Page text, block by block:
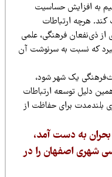
افزایش حساسیت
ارتباطات
فرهنگی، علمی
نسبت به سرنوشت آن
یک شهر شود،
توسعه ارتباطات
برای حفاظت از
به دست آمد،
اصفهان را در